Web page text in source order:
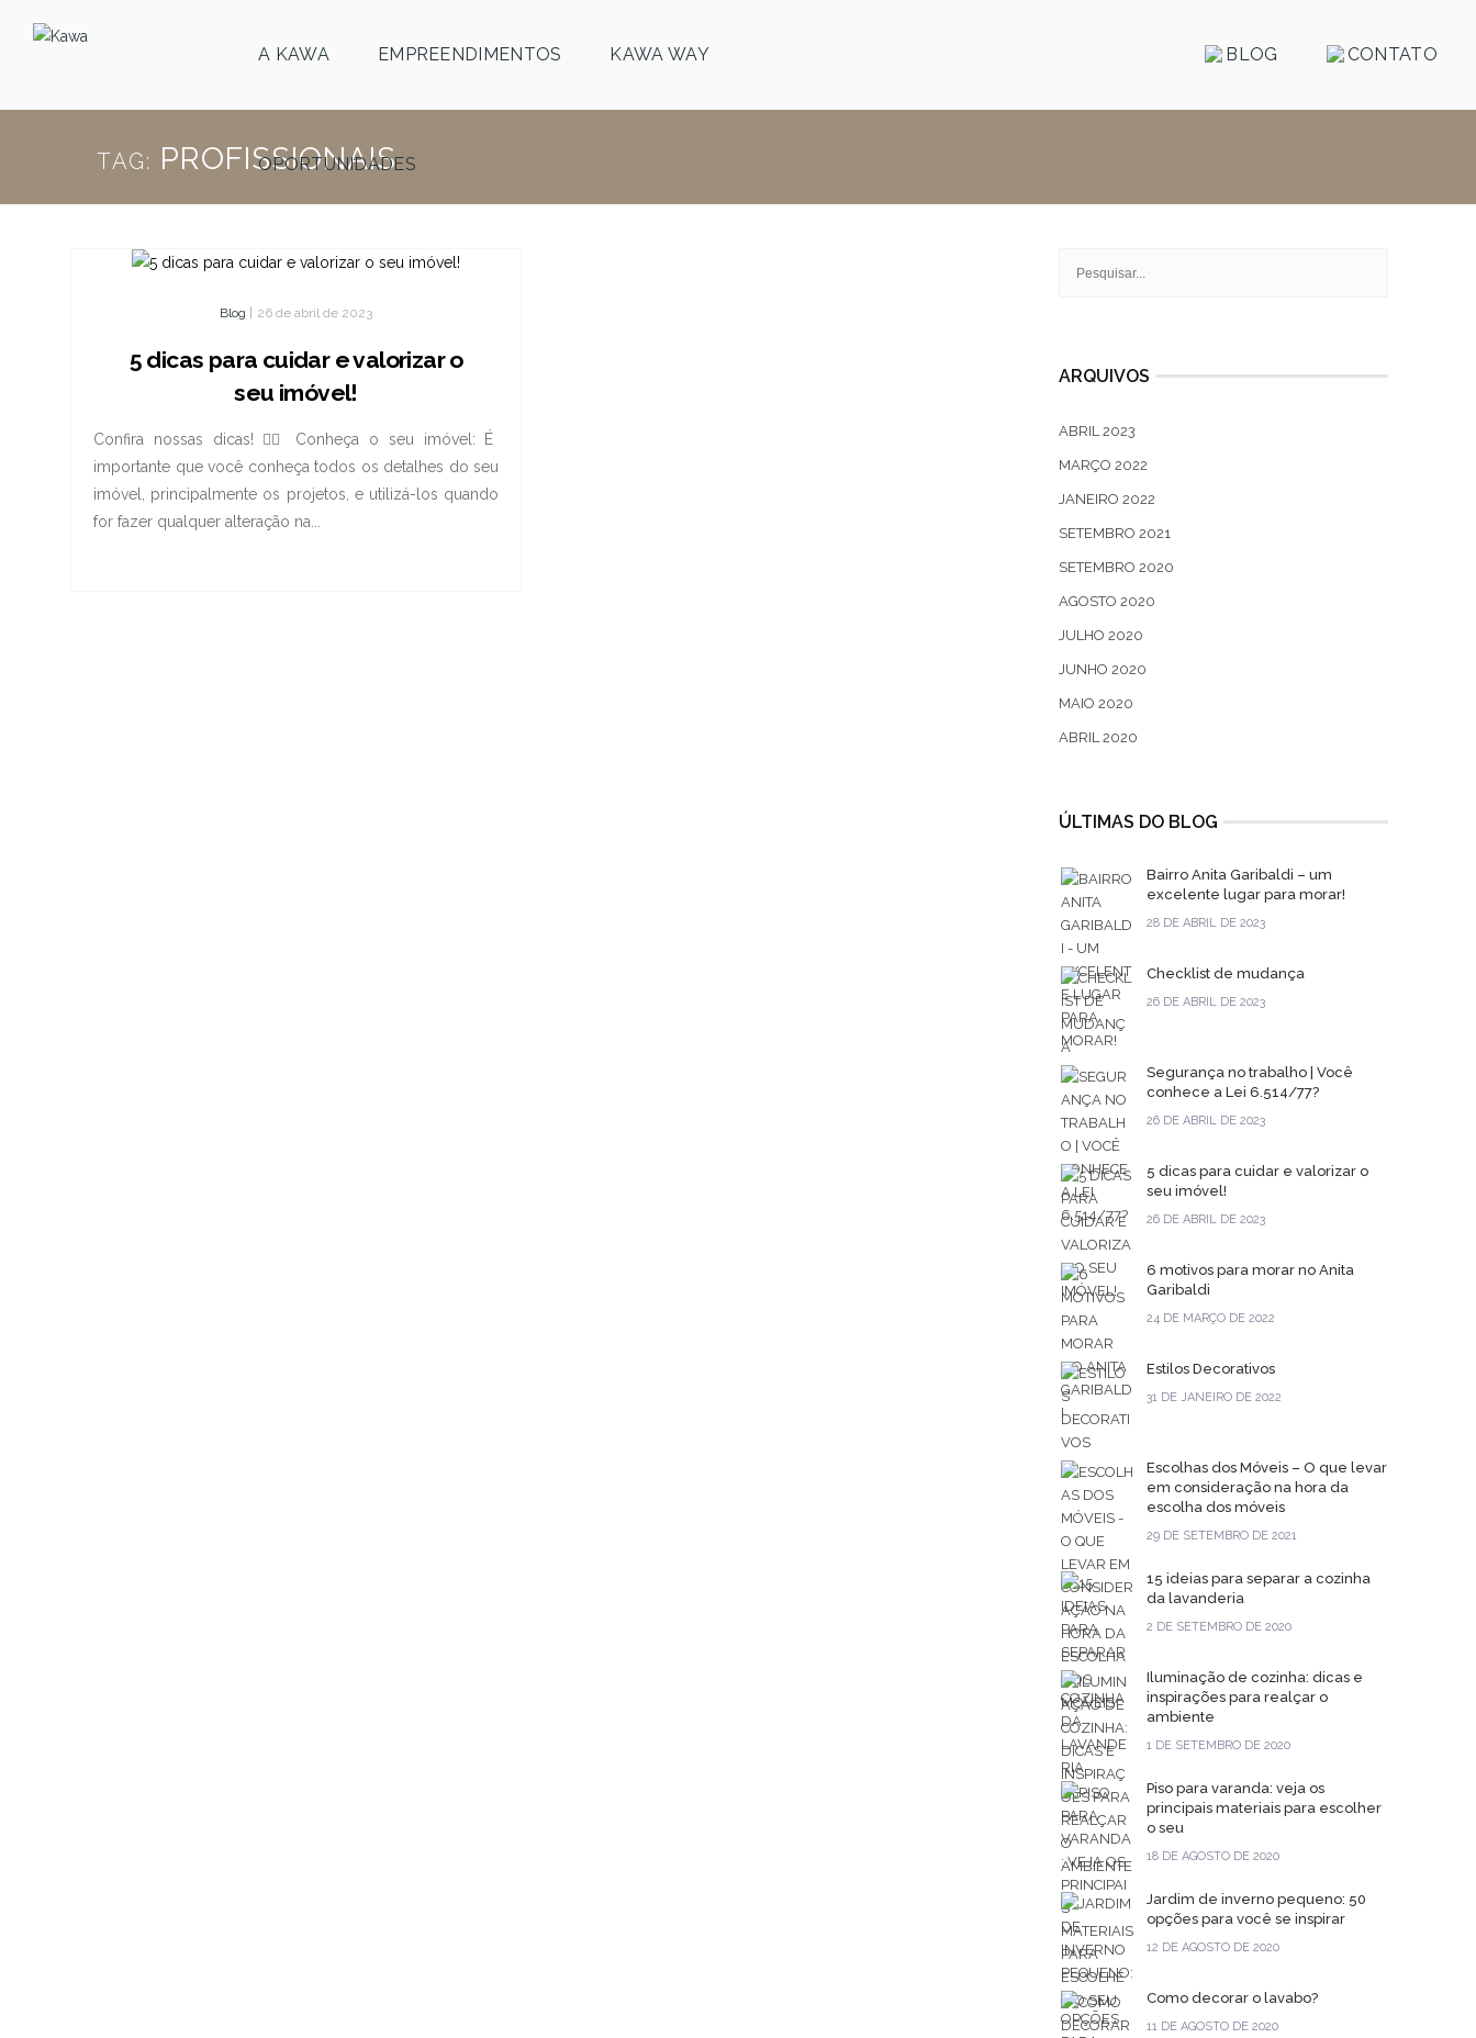
A KAWA EMPREENDIMENTOS KAWA WAY
OPORTUNIDADES
BLOG CONTATO
TAG: PROFISSIONAIS
Blog 26 de abril de 2023
5 dicas para cuidar e valorizar o
seu imóvel!
Confira nossas dicas! 👇🏼 Conheça o seu imóvel: É
importante que você conheça todos os detalhes do seu
imóvel, principalmente os projetos, e utilizá-los quando
for fazer qualquer alteração na...
ARQUIVOS
ABRIL 2023
MARÇO 2022
JANEIRO 2022
SETEMBRO 2021
SETEMBRO 2020
AGOSTO 2020
JULHO 2020
JUNHO 2020
MAIO 2020
ABRIL 2020
ÚLTIMAS DO BLOG
Bairro Anita Garibaldi – um
excelente lugar para morar!
28 DE ABRIL DE 2023
Checklist de mudança
26 DE ABRIL DE 2023
Segurança no trabalho | Você
conhece a Lei 6.514/77?
26 DE ABRIL DE 2023
5 dicas para cuidar e valorizar o
seu imóvel!
26 DE ABRIL DE 2023
6 motivos para morar no Anita
Garibaldi
24 DE MARÇO DE 2022
Estilos Decorativos
31 DE JANEIRO DE 2022
Escolhas dos Móveis – O que levar
em consideração na hora da
escolha dos móveis
29 DE SETEMBRO DE 2021
15 ideias para separar a cozinha
da lavanderia
2 DE SETEMBRO DE 2020
Iluminação de cozinha: dicas e
inspirações para realçar o
ambiente
1 DE SETEMBRO DE 2020
Piso para varanda: veja os
principais materiais para escolher
o seu
18 DE AGOSTO DE 2020
Jardim de inverno pequeno: 50
opções para você se inspirar
12 DE AGOSTO DE 2020
Como decorar o lavabo?
11 DE AGOSTO DE 2020